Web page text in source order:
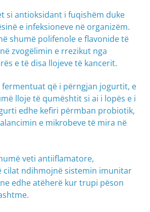
si antioksidant i fuqishëm duke
e infeksioneve në organizëm.
shumë polifenole e flavonide të
zvogëlimin e rrezikut nga
e të disa llojeve të kancerit.
fermentuat që i përngjan jogurtit, e
lloje të qumështit si ai i lopës e i
edhe kefiri përmban probiotik,
e mikrobeve të mira në
veti antiiflamatore,
cilat ndihmojnë sistemin imunitar
edhe atëherë kur trupi pëson